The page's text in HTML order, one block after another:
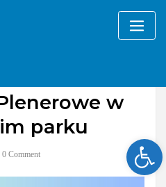
w
parku
0 Comment